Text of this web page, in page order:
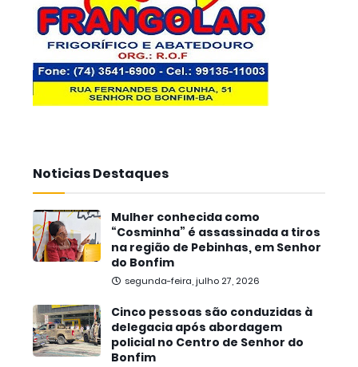
Noticias Destaques
Mulher conhecida como
“Cosminha” é assassinada a tiros
na região de Pebinhas, em Senhor
do Bonfim
segunda-feira, julho 27, 2026
Cinco pessoas são conduzidas à
delegacia após abordagem
policial no Centro de Senhor do
Bonfim